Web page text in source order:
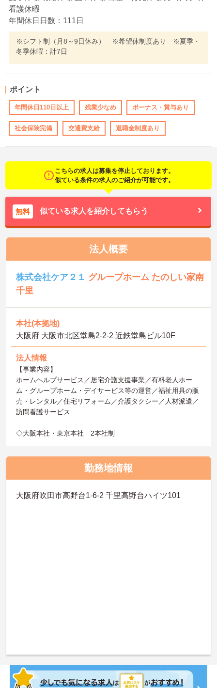
看護休暇
年間休日日数：111日
※シフト制（月8～9日休み） ※希望休制度あり ※夏季・
冬季休暇：計7日
ポイント
年間休日110日以上 残業少なめ ボーナス・賞与あり
社会保険完備 交通費支給 退職金制度あり
こちらの求人は募集を停止しております。
似ている条件の求人のご紹介が可能です。
無料 似ている求人を紹介してもらう
法人概要
株式会社ケア２１ グループホーム たのしい家南
千里
本社(本拠地)
大阪府 大阪市北区堂島2-2-2 近鉄堂島ビル10F
法人情報
【事業内容】
ホームヘルプサービス／居宅介護支援事業／有料老人ホー
ム・グループホーム・デイサービス等の運営／福祉用具の販
売・レンタル／住宅リフォーム／介護タクシー／人材派遣／
訪問看護サービス
◇大阪本社・東京本社 2本社制
勤務地情報
大阪府吹田市高野台1-6-2 千里高野台ハイツ101